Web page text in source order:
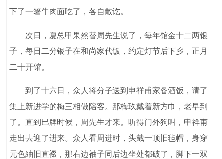
下了一箸牛肉面吃了，各自散讫。
次日，夏总甲果然替周先生说了，每年馆金十二两银
子，每日二分银子在和尚家代饭，约定灯节后下乡，正月
二十开馆。
到了十六日，众人将分子送到申祥甫家备酒饭，请了
集上新进学的梅三相做陪客。那梅玖戴着新方巾，老早到
了。直到巳牌时候，周先生才来。听得门外狗叫，申祥甫
走出去迎了进来。众人看周进时，头戴一顶旧毡帽，身穿
元色紬旧直裰，那右边袖子同后边坐处都破了，脚下一双